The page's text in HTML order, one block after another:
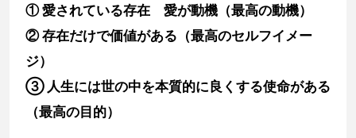
① 愛されている存在 愛が動機（最高の動機）
② 存在だけで価値がある（最高のセルフイメー
ジ）
③ 人生には世の中を本質的に良くする使命がある
（最高の目的）